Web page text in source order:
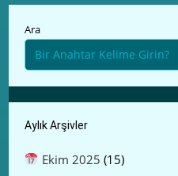
Ara
Aylık Arşivler
Ekim 2025 (15)